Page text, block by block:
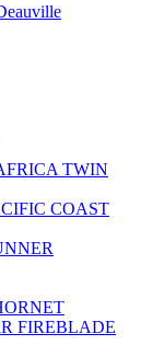
TWIN
COAST
FIREBLADE